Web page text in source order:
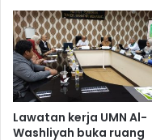
Lawatan kerja UMN Al-
Washliyah buka ruang